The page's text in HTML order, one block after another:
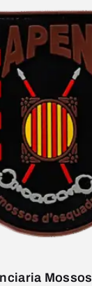
Mossos